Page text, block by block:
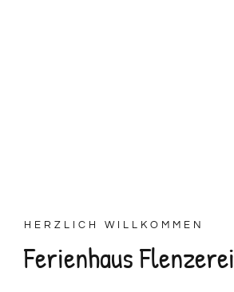
HERZLICH WILLKOMMEN
Ferienhaus Flenzerei